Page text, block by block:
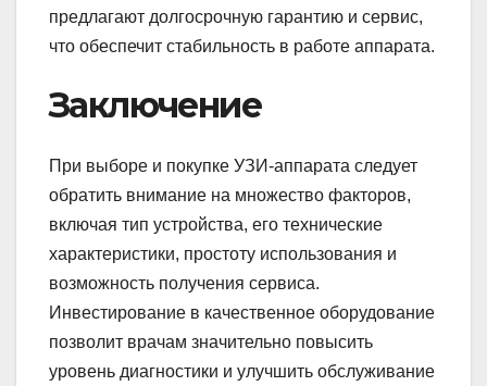
предлагают долгосрочную гарантию и сервис,
что обеспечит стабильность в работе аппарата.
Заключение
При выборе и покупке УЗИ-аппарата следует
обратить внимание на множество факторов,
включая тип устройства, его технические
характеристики, простоту использования и
возможность получения сервиса.
Инвестирование в качественное оборудование
позволит врачам значительно повысить
уровень диагностики и улучшить обслуживание